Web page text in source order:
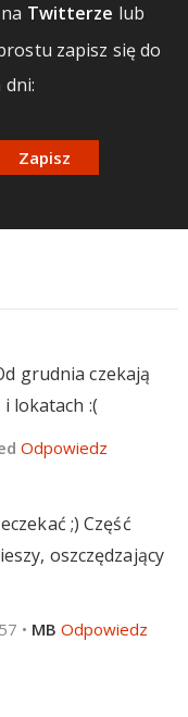
na Twitterze lub
zapisz się do
dni:
Zapisz
grudnia czekają
lokatach :(
Odpowiedz
;) Część
oszczędzający
• MB Odpowiedz